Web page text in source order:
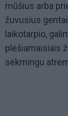
mūšius arba
žuvusius
laikotarpio,
plėšiamaisiais
sėkmingu